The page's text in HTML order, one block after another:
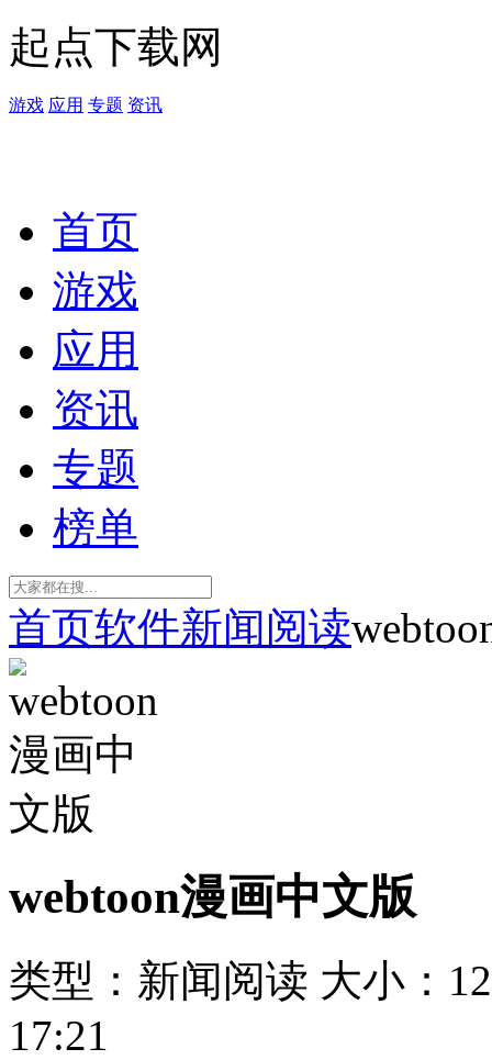
起点下载网
游戏 应用 专题 资讯
首页
游戏
应用
资讯
专题
榜单
首页软件新闻阅读
webtoon漫画中文版
类型：新闻阅读 大小：
17:21